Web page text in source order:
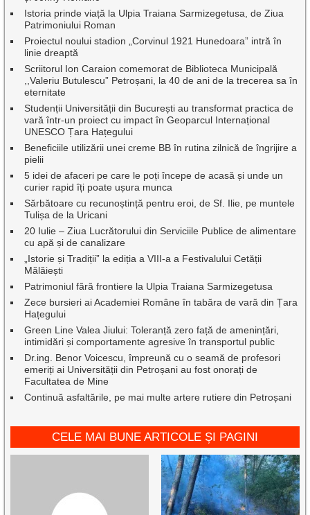
Istoria prinde viață la Ulpia Traiana Sarmizegetusa, de Ziua
Patrimoniului Roman
Proiectul noului stadion „Corvinul 1921 Hunedoara” intră în
linie dreaptă
Scriitorul Ion Caraion comemorat de Biblioteca Municipală
,,Valeriu Butulescu” Petroșani, la 40 de ani de la trecerea sa în
eternitate
Studenții Universității din București au transformat practica de
vară într-un proiect cu impact în Geoparcul Internațional
UNESCO Țara Hațegului
Beneficiile utilizării unei creme BB în rutina zilnică de îngrijire a
pielii
5 idei de afaceri pe care le poți începe de acasă și unde un
curier rapid îți poate ușura munca
Sărbătoare cu recunoștință pentru eroi, de Sf. Ilie, pe muntele
Tulișa de la Uricani
20 Iulie – Ziua Lucrătorului din Serviciile Publice de alimentare
cu apă și de canalizare
„Istorie și Tradiții” la ediția a VIII-a a Festivalului Cetății
Mălăiești
Patrimoniul fără frontiere la Ulpia Traiana Sarmizegetusa
Zece bursieri ai Academiei Române în tabăra de vară din Țara
Hațegului
Green Line Valea Jiului: Toleranță zero față de amenințări,
intimidări și comportamente agresive în transportul public
Dr.ing. Benor Voicescu, împreună cu o seamă de profesori
emeriți ai Universității din Petroșani au fost onorați de
Facultatea de Mine
Continuă asfaltările, pe mai multe artere rutiere din Petroșani
CELE MAI BUNE ARTICOLE ȘI PAGINI